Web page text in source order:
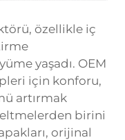
özellikle iç
yaşadı. OEM
için konforu,
artırmak
birini
orijinal